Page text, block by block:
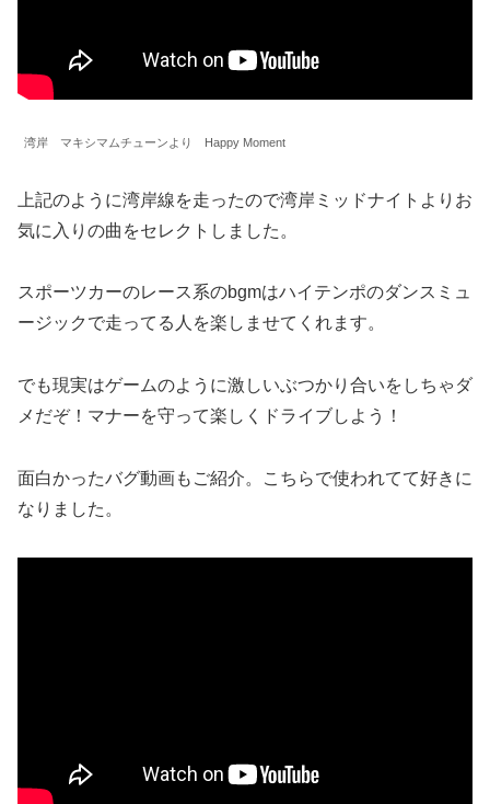
湾岸 マキシマムチューンより Happy Moment
上記のように湾岸線を走ったので湾岸ミッドナイトよりお
気に入りの曲をセレクトしました。
スポーツカーのレース系のbgmはハイテンポのダンスミュ
ージックで走ってる人を楽しませてくれます。
でも現実はゲームのように激しいぶつかり合いをしちゃダ
メだぞ！マナーを守って楽しくドライブしよう！
面白かったバグ動画もご紹介。こちらで使われてて好きに
なりました。